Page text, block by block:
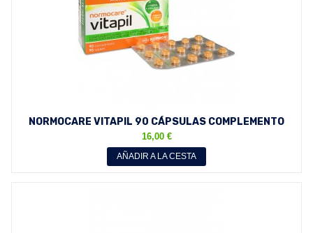
NORMOCARE VITAPIL 90 CÁPSULAS COMPLEMENTO
ALIMENTICIO...
16,00 €
AÑADIR A LA CESTA